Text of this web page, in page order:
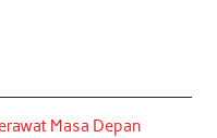
Masa Depan